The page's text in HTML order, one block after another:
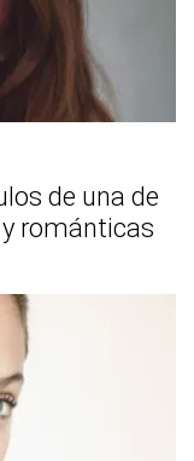
de una de
románticas